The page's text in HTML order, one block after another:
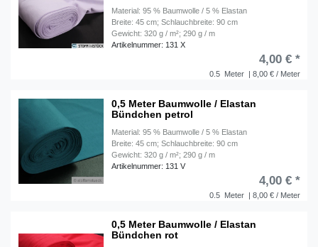
Material: 95 % Baumwolle / 5 % Elastan
Breite: 45 cm; Schlauchbreite: 90 cm
Gewicht: 320 g / m²; 290 g / m
Artikelnummer: 131 X
0.5 Meter | 8,00 € / Meter
4,00 € *
0,5 Meter Baumwolle / Elastan
Bündchen petrol
Material: 95 % Baumwolle / 5 % Elastan
Breite: 45 cm; Schlauchbreite: 90 cm
Gewicht: 320 g / m²; 290 g / m
Artikelnummer: 131 V
0.5 Meter | 8,00 € / Meter
4,00 € *
0,5 Meter Baumwolle / Elastan
Bündchen rot